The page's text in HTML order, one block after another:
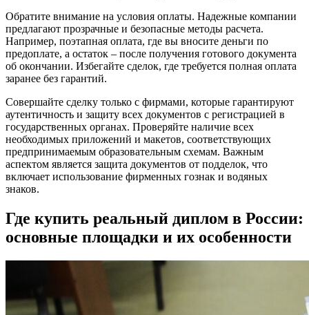
Обратите внимание на условия оплаты. Надежные компании
предлагают прозрачные и безопасные методы расчета.
Например, поэтапная оплата, где вы вносите деньги по
предоплате, а остаток – после получения готового документа
об окончании. Избегайте сделок, где требуется полная оплата
заранее без гарантий.
Совершайте сделку только с фирмами, которые гарантируют
аутентичность и защиту всех документов с регистрацией в
государственных органах. Проверяйте наличие всех
необходимых приложений и макетов, соответствующих
предпринимаемым образовательным схемам. Важным
аспектом является защита документов от подделок, что
включает использование фирменных гознак и водяных
знаков.
Где купить реальный диплом в России:
основные площадки и их особенности